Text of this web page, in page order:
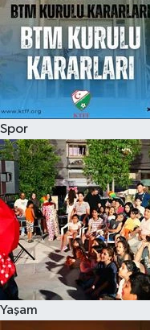
Spor
Yaşam